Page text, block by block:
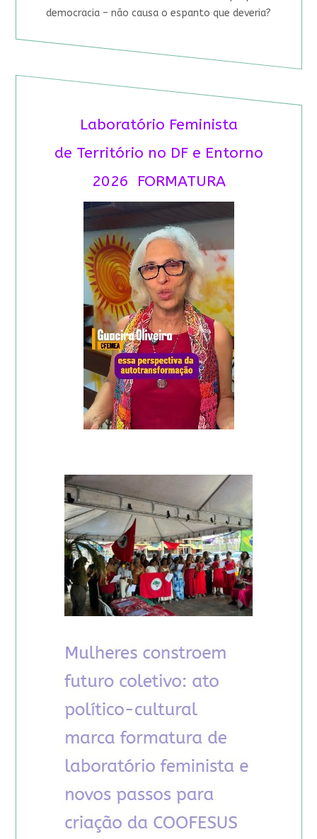
democracia – não causa o espanto que deveria?
Laboratório Feminista
de Território no DF e Entorno
2026 FORMATURA